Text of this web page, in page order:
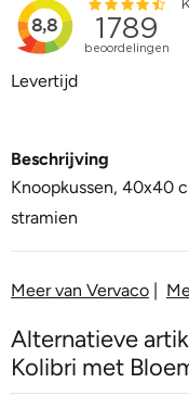
Levertijd
Beschrijving
Knoopkussen, 40x40
stramien
Meer van Vervaco |
Alternatieve
Kolibri met